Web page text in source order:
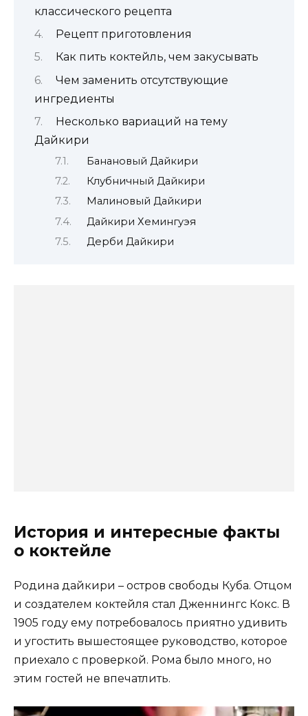
классического рецепта
Рецепт приготовления
Как пить коктейль, чем закусывать
Чем заменить отсутствующие
ингредиенты
Несколько вариаций на тему
Дайкири
Банановый Дайкири
Клубничный Дайкири
Малиновый Дайкири
Дайкири Хемингуэя
Дерби Дайкири
История и интересные факты
о коктейле
Родина дайкири – остров свободы Куба. Отцом
и создателем коктейля стал Дженнингс Кокс. В
1905 году ему потребовалось приятно удивить
и угостить вышестоящее руководство, которое
приехало с проверкой. Рома было много, но
этим гостей не впечатлить.